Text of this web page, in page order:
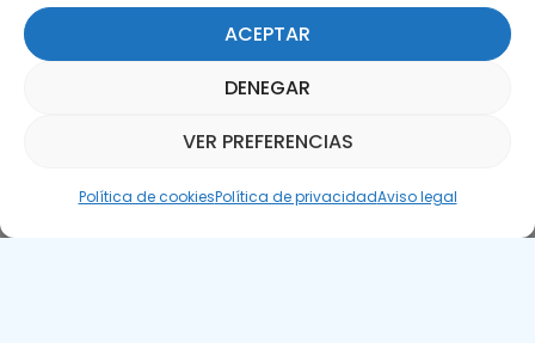
ACEPTAR
DENEGAR
VER PREFERENCIAS
Política de cookiesPolítica de privacidadAviso legal